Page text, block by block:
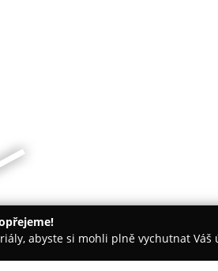
abyste si mohli plně vychutnat Váš